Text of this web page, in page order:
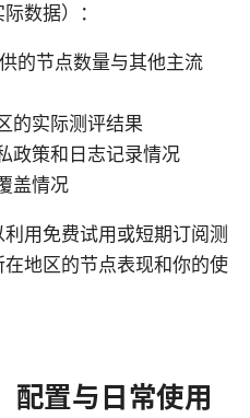
数据）：
的节点数量与其他主流
的实际测评结果
政策和日志记录情况
盖情况
用免费试用或短期订阅测
地区的节点表现和你的使
配置与日常使用